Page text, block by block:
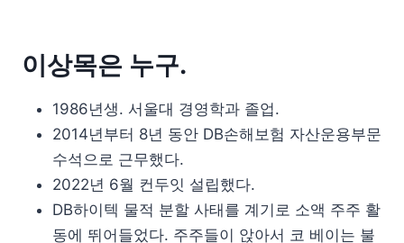
이상목은 누구.
1986년생. 서울대 경영학과 졸업.
2014년부터 8년 동안 DB손해보험 자산운용부문
수석으로 근무했다.
2022년 6월 컨두잇 설립했다.
DB하이텍 물적 분할 사태를 계기로 소액 주주 활
동에 뛰어들었다. 주주들이 앉아서 코 베이는 불